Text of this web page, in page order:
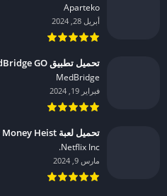
Aparteko‏
أبريل 28, 2024
تحميل تطبيق MedBridge GO مهكر للاندرويد 2024
MedBridge‏
فبراير 19, 2024
تحميل لعبة Money Heist مهكرة للاندرويد 2024
Netflix Inc.‏
مارس 9, 2024